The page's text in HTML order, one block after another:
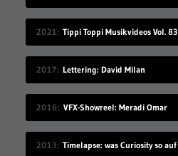
2021 Tippi Toppi Musikvideos Vol. 83
2017 Lettering: David Milan
2016 VFX-Showreel: Meradi Omar
2013